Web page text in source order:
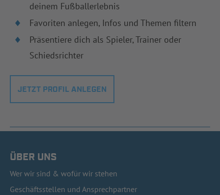
deinem Fußballerlebnis
Favoriten anlegen, Infos und Themen filtern
Präsentiere dich als Spieler, Trainer oder
Schiedsrichter
JETZT PROFIL ANLEGEN
ÜBER UNS
Wer wir sind & wofür wir stehen
Geschäftsstellen und Ansprechpartner